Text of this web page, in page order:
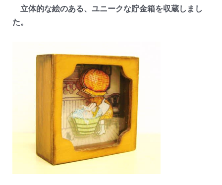
立体的な絵のある、ユニークな貯金箱を収蔵しまし
た。